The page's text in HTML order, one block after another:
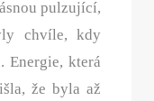
pulzující,
chvíle, kdy
Energie, která
že byla až